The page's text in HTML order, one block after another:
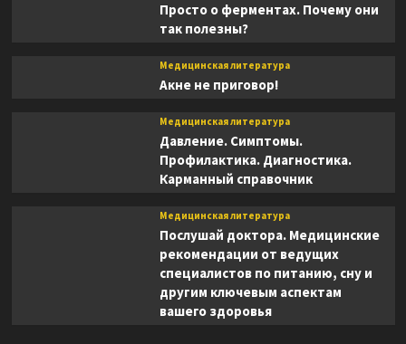
Просто о ферментах. Почему они
так полезны?
Медицинская литература
Акне не приговор!
Медицинская литература
Давление. Симптомы.
Профилактика. Диагностика.
Карманный справочник
Медицинская литература
Послушай доктора. Медицинские
рекомендации от ведущих
специалистов по питанию, сну и
другим ключевым аспектам
вашего здоровья